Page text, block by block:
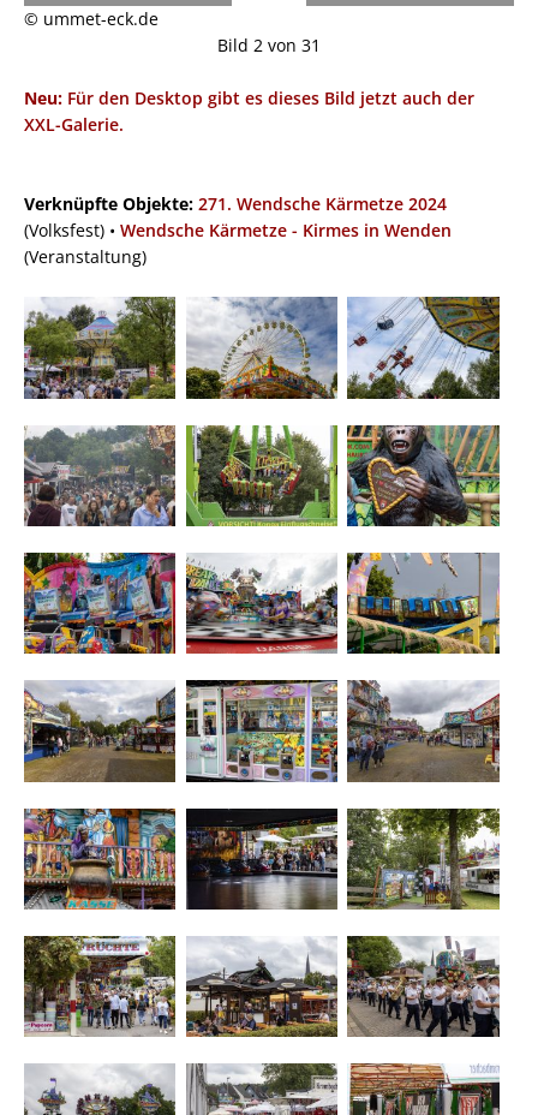
© ummet-eck.de
Bild 2 von 31
Neu: Für den Desktop gibt es dieses Bild jetzt auch der
XXL-Galerie.
Verknüpfte Objekte: 271. Wendsche Kärmetze 2024
(Volksfest) • Wendsche Kärmetze - Kirmes in Wenden
(Veranstaltung)